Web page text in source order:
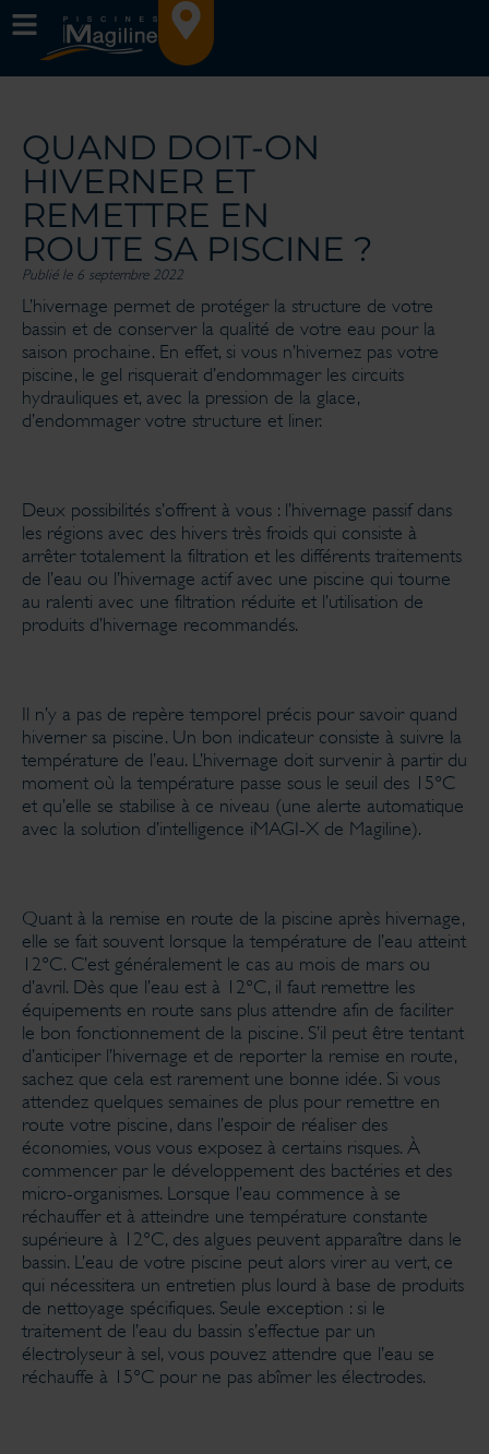
QUAND DOIT-ON
HIVERNER ET
REMETTRE EN
ROUTE SA PISCINE ?
Publié le 6 septembre 2022
L’hivernage permet de protéger la structure de votre
bassin et de conserver la qualité de votre eau pour la
saison prochaine. En effet, si vous n’hivernez pas votre
piscine, le gel risquerait d’endommager les circuits
hydrauliques et, avec la pression de la glace,
d’endommager votre structure et liner.
Deux possibilités s’offrent à vous : l’hivernage passif dans
les régions avec des hivers très froids qui consiste à
arrêter totalement la filtration et les différents traitements
de l’eau ou l’hivernage actif avec une piscine qui tourne
au ralenti avec une filtration réduite et l’utilisation de
produits d’hivernage recommandés.
Il n’y a pas de repère temporel précis pour savoir quand
hiverner sa piscine. Un bon indicateur consiste à suivre la
température de l’eau. L’hivernage doit survenir à partir du
moment où la température passe sous le seuil des 15°C
et qu’elle se stabilise à ce niveau (une alerte automatique
avec la solution d’intelligence iMAGI-X de Magiline).
Quant à la remise en route de la piscine après hivernage,
elle se fait souvent lorsque la température de l’eau atteint
12°C. C’est généralement le cas au mois de mars ou
d’avril. Dès que l’eau est à 12°C, il faut remettre les
équipements en route sans plus attendre afin de faciliter
le bon fonctionnement de la piscine. S’il peut être tentant
d’anticiper l’hivernage et de reporter la remise en route,
sachez que cela est rarement une bonne idée. Si vous
attendez quelques semaines de plus pour remettre en
route votre piscine, dans l’espoir de réaliser des
économies, vous vous exposez à certains risques. À
commencer par le développement des bactéries et des
micro-organismes. Lorsque l’eau commence à se
réchauffer et à atteindre une température constante
supérieure à 12°C, des algues peuvent apparaître dans le
bassin. L’eau de votre piscine peut alors virer au vert, ce
qui nécessitera un entretien plus lourd à base de produits
de nettoyage spécifiques. Seule exception : si le
traitement de l’eau du bassin s’effectue par un
électrolyseur à sel, vous pouvez attendre que l’eau se
réchauffe à 15°C pour ne pas abîmer les électrodes.